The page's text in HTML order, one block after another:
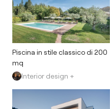
Piscina in stile classico di 200
mq
Interior design +